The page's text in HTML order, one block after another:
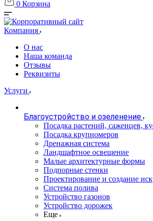
0 Корзина
Компания
О нас
Наша команда
Отзывы
Реквизиты
Услуги
Благоустройство и озеленение
Посадка растений, саженцев,
Посадка крупномеров
Дренажная система
Ландшафтное освещение
Малые архитектурные формы
Подпорные стенки
Проектирование и создание
Система полива
Устройство газонов
Устройство дорожек
Еще